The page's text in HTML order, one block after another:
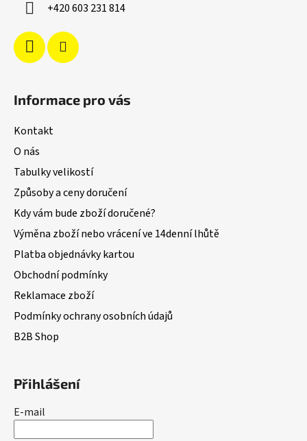
+420 603 231 814
Informace pro vás
Kontakt
O nás
Tabulky velikostí
Způsoby a ceny doručení
Kdy vám bude zboží doručené?
Výměna zboží nebo vrácení ve 14denní lhůtě
Platba objednávky kartou
Obchodní podmínky
Reklamace zboží
Podmínky ochrany osobních údajů
B2B Shop
Přihlášení
E-mail